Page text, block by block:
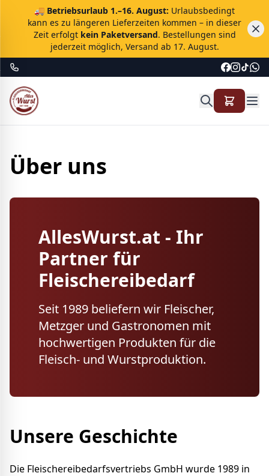
🚚 Betriebsurlaub 1.–16. August: Urlaubsbedingt
kann es zu längeren Lieferzeiten kommen – in dieser
Zeit erfolgt kein Paketversand. Bestellungen sind
jederzeit möglich, Versand ab 17. August.
Über uns
AllesWurst.at - Ihr
Partner für
Fleischereibedarf
Seit 1989 beliefern wir Fleischer,
Metzger und Gastronomen mit
hochwertigen Produkten für die
Fleisch- und Wurstproduktion.
Unsere Geschichte
Die Fleischereibedarfsvertriebs GmbH wurde 1989 in